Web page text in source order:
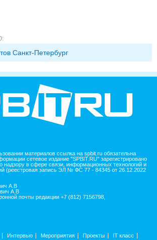
Санкт-Петербург
материалов ссылка на spbit.ru обязательна
сетевое издание "SPBIT.RU" зарегистрировано
надзору в сфере связи, информационных технологий и
(реестровая запись ЭЛ № ФС 77 - 84345 от 26.12.2022
А.В
А.В
почты редакции +7 (812) 7156798,
Интервью Мероприятия Проекты
IT класс